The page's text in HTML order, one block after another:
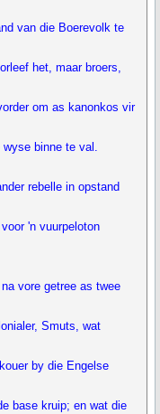
van die Boerevolk te
het, maar broers,
om as kanonkos vir
binne te val.
rebelle in opstand
'n vuurpeloton
vore getree as twee
Smuts, wat
by die Engelse
base kruip; en wat die